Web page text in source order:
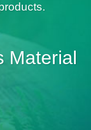
Material